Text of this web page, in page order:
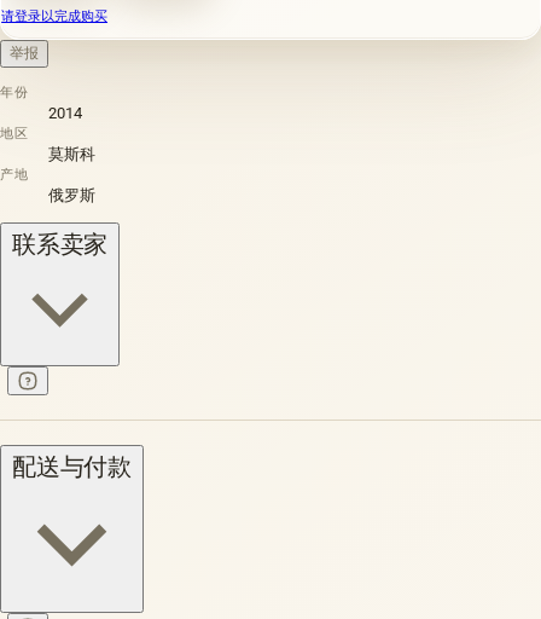
请登录以完成购买
举报
年份
2014
地区
莫斯科
产地
俄罗斯
联系卖家
配送与付款